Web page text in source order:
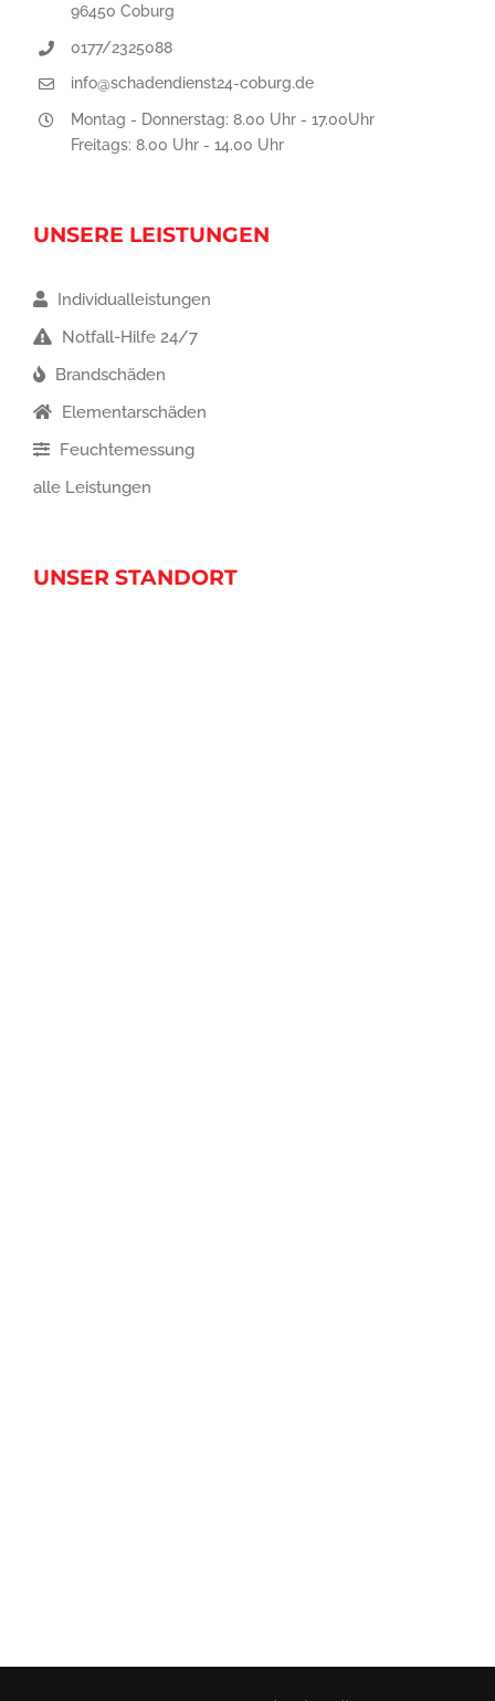
96450 Coburg
0177/2325088
info@schadendienst24-coburg.de
Montag - Donnerstag: 8.00 Uhr - 17.00Uhr
Freitags: 8.00 Uhr - 14.00 Uhr
UNSERE LEISTUNGEN
Individualleistungen
Notfall-Hilfe 24/7
Brandschäden
Elementarschäden
Feuchtemessung
alle Leistungen
UNSER STANDORT